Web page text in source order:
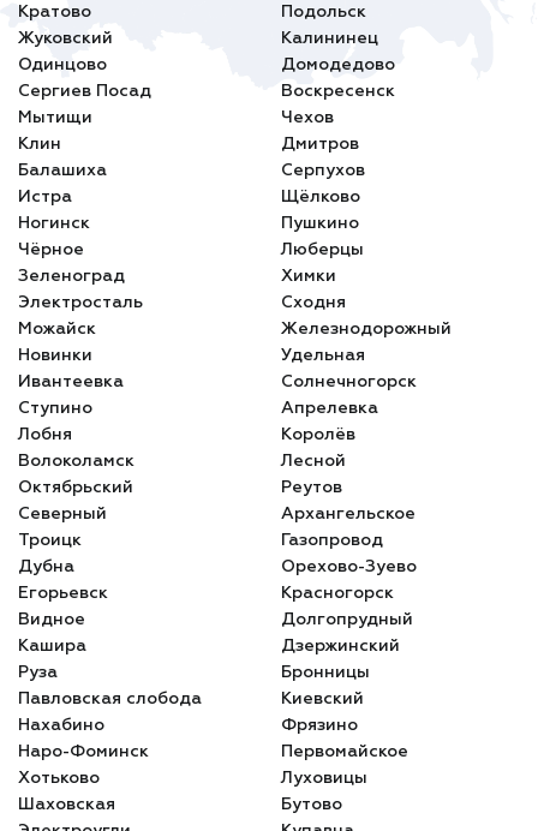
Кратово
Подольск
Жуковский
Калининец
Одинцово
Домодедово
Сергиев Посад
Воскресенск
Мытищи
Чехов
Клин
Дмитров
Балашиха
Серпухов
Истра
Щёлково
Ногинск
Пушкино
Чёрное
Люберцы
Зеленоград
Химки
Электросталь
Сходня
Можайск
Железнодорожный
Новинки
Удельная
Ивантеевка
Солнечногорск
Ступино
Апрелевка
Лобня
Королёв
Волоколамск
Лесной
Октябрьский
Реутов
Северный
Архангельское
Троицк
Газопровод
Дубна
Орехово-Зуево
Егорьевск
Красногорск
Видное
Долгопрудный
Кашира
Дзержинский
Руза
Бронницы
Павловская слобода
Киевский
Нахабино
Фрязино
Наро-Фоминск
Первомайское
Хотьково
Луховицы
Шаховская
Бутово